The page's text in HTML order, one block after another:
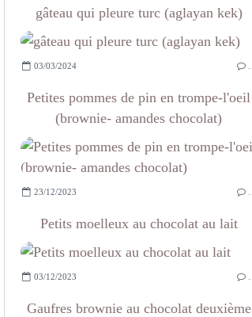
gâteau qui pleure turc (aglayan kek)
03/03/2024
Petites pommes de pin en trompe-l'oeil
(brownie- amandes chocolat)
23/12/2023
Petits moelleux au chocolat au lait
03/12/2023
Gaufres brownie au chocolat deuxième